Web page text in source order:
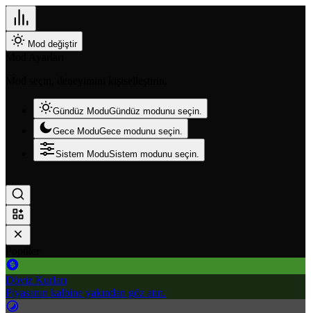
Mod değiştir
Gündüz ModuGündüz modunu seçin.
Gece ModuGece modunu seçin.
Sistem ModuSistem modunu seçin.
Döviz Kurları
Piyasanın kalbine yakından göz atın.